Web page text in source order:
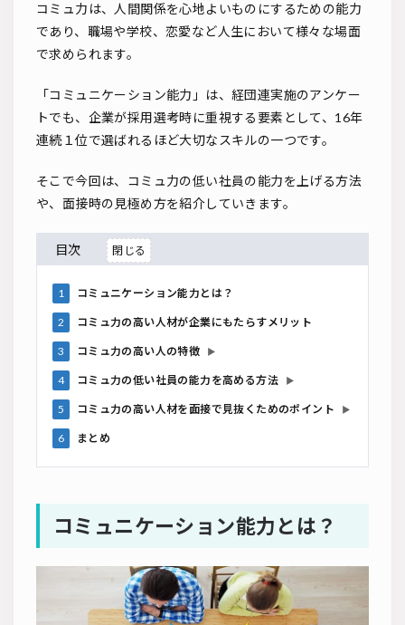
コミュ力は、人間関係を心地よいものにするための能力
であり、職場や学校、恋愛など人生において様々な場面
で求められます。
「コミュニケーション能力」は、経団連実施のアンケー
トでも、企業が採用選考時に重視する要素として、16年
連続１位で選ばれるほど大切なスキルの一つです。
そこで今回は、コミュ力の低い社員の能力を上げる方法
や、面接時の見極め方を紹介していきます。
目次
1 コミュニケーション能力とは？
2 コミュ力の高い人材が企業にもたらすメリット
3 コミュ力の高い人の特徴 ▶
4 コミュ力の低い社員の能力を高める方法 ▶
5 コミュ力の高い人材を面接で見抜くためのポイント ▶
6 まとめ
コミュニケーション能力とは？